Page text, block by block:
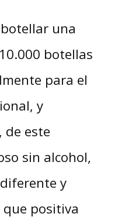
una
botellas
para el
y
de este
sin alcohol,
y
positiva